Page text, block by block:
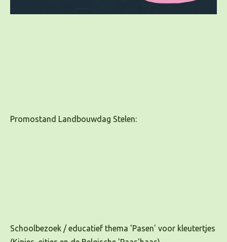
Promostand Landbouwdag Stelen:
Schoolbezoek / educatief thema 'Pasen' voor kleutertjes